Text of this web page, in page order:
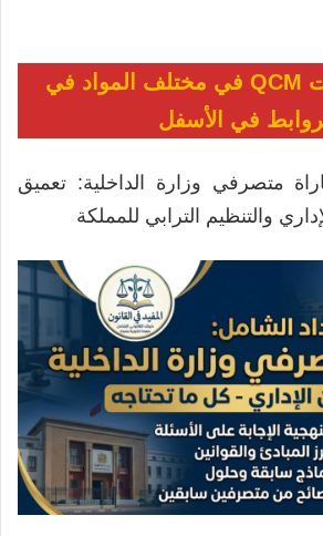
روابط اختبارات QCM في مختلف المواد في
في الأسفل
متصرفي وزارة الداخلية: تعميق
والتنظيم الترابي للمملكة